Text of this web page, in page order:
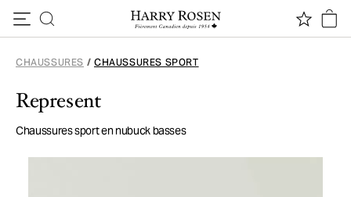
CHAUSSURES / CHAUSSURES SPORT
Represent
Chaussures sport en nubuck basses